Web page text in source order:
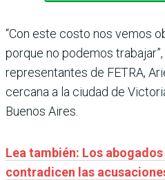
“Con este costo nos vemos
porque no podemos
representantes de FETRA,
cercana a la ciudad de
Buenos Aires.
Lea también: Los
contradicen las